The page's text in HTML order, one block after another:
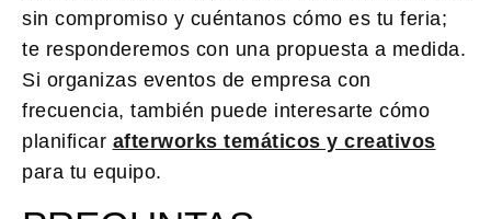
sin compromiso y cuéntanos cómo es tu feria;
te responderemos con una propuesta a medida.
Si organizas eventos de empresa con
frecuencia, también puede interesarte cómo
planificar afterworks temáticos y creativos
para tu equipo.